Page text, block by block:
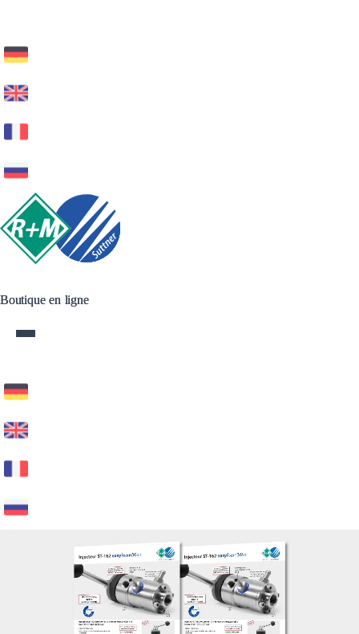
Boutique en ligne
Boutique en ligne